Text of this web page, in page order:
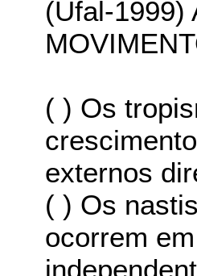
(Ufal-1999)
( ) Os
externos
( ) Os
ocorrem